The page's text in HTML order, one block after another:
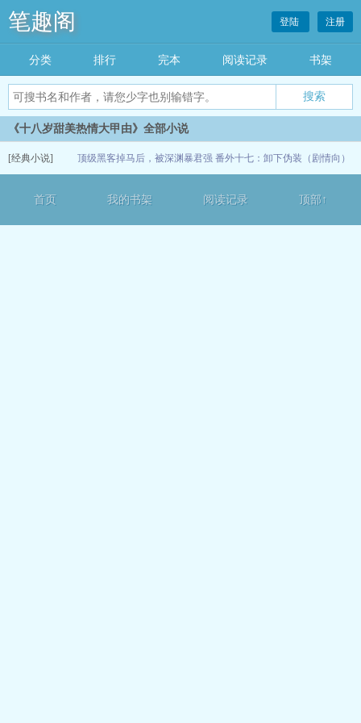
笔趣阁 登陆 注册
分类 排行 完本 阅读记录 书架
《十八岁甜美热情大甲由》全部小说
[经典小说] 顶级黑客掉马后，被深渊暴君强 番外十七：卸下伪装（剧情向）
首页 我的书架 阅读记录 顶部↑